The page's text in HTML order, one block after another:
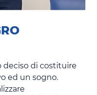
deciso di costituire
ed un sogno.